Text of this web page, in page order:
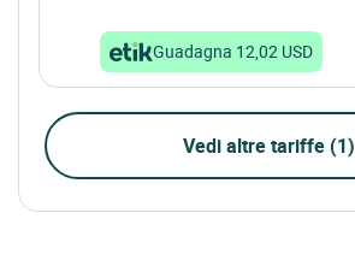
Guadagna 12,02 USD
Vedi altre tariffe (1)